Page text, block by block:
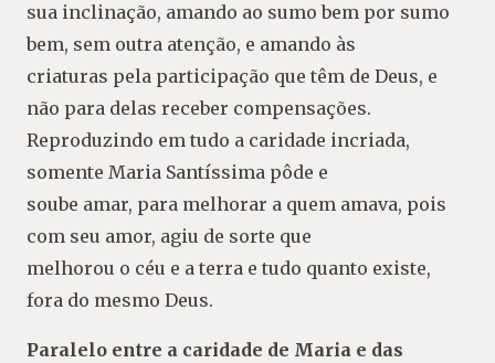
sua inclinação, amando ao sumo bem por sumo
bem, sem outra atenção, e amando às
criaturas pela participação que têm de Deus, e
não para delas receber compensações.
Reproduzindo em tudo a caridade incriada,
somente Maria Santíssima pôde e
soube amar, para melhorar a quem amava, pois
com seu amor, agiu de sorte que
melhorou o céu e a terra e tudo quanto existe,
fora do mesmo Deus.
Paralelo entre a caridade de Maria e das